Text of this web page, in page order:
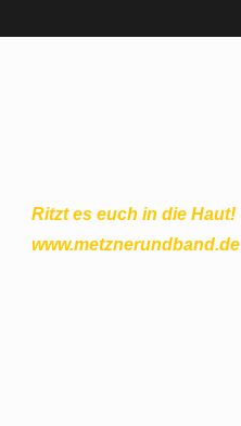
Ritzt es euch in die Haut!
www.metznerundband.de